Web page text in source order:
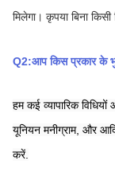
मिलेगा। कृपया बिना
Q2:आप किस प्रकार के
हम कई व्यापारिक
यूनियन मनीग्राम, और
करें.